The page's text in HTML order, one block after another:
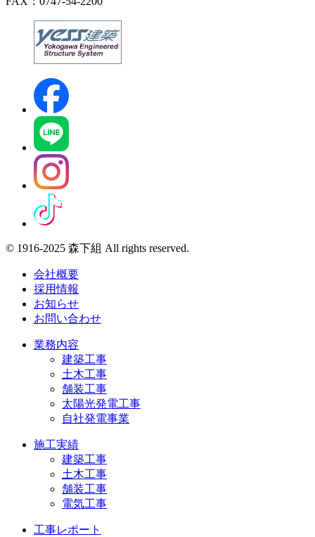
© 1916-2025 森下組 All rights reserved.
会社概要
採用情報
お知らせ
お問い合わせ
業務内容
建築工事
土木工事
舗装工事
太陽光発電工事
自社発電事業
施工実績
建築工事
土木工事
舗装工事
電気工事
工事レポート